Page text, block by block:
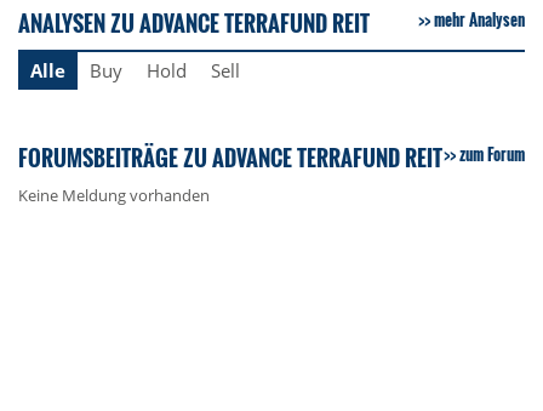
ANALYSEN ZU ADVANCE TERRAFUND REIT mehr Analysen
Alle Buy Hold Sell
FORUMSBEITRÄGE ZU ADVANCE TERRAFUND REIT zum Forum
Keine Meldung vorhanden